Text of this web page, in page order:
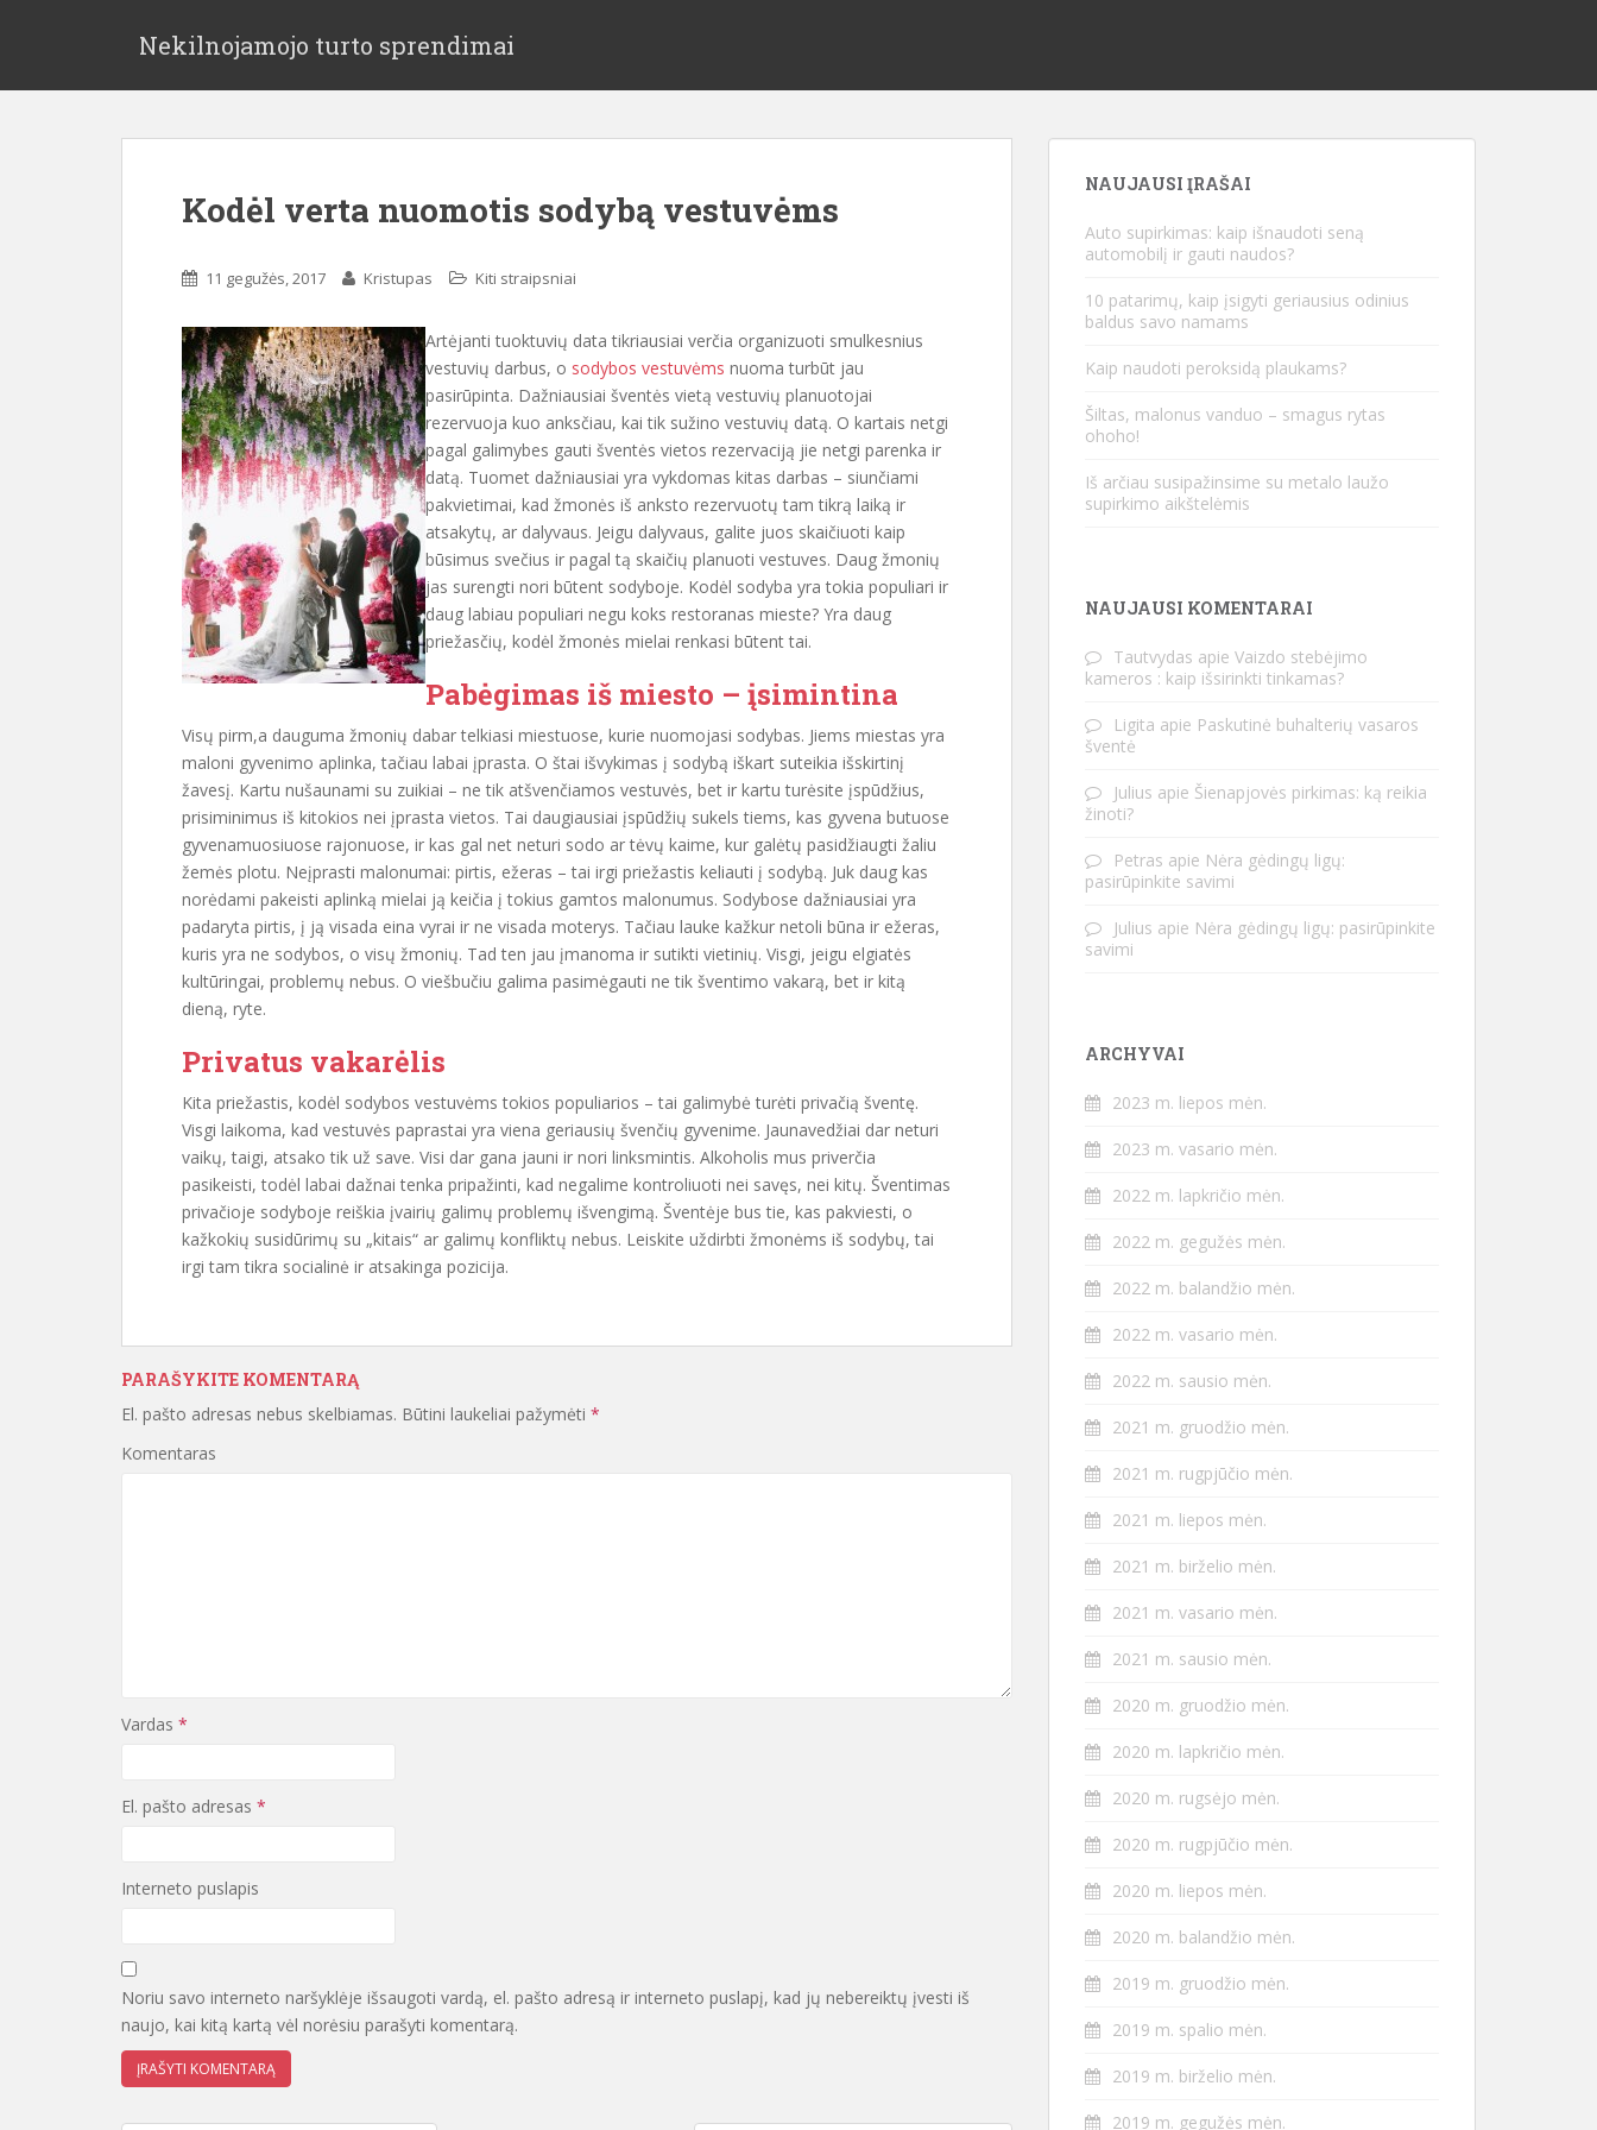
Nekilnojamojo turto sprendimai
Kodėl verta nuomotis sodybą vestuvėms
11 gegužės, 2017 Kristupas Kiti straipsniai
Artėjanti tuoktuvių data tikriausiai verčia organizuoti smulkesnius
vestuvių darbus, o sodybos vestuvėms nuoma turbūt jau
pasirūpinta. Dažniausiai šventės vietą vestuvių planuotojai
rezervuoja kuo anksčiau, kai tik sužino vestuvių datą. O kartais netgi
pagal galimybes gauti šventės vietos rezervaciją jie netgi parenka ir
datą. Tuomet dažniausiai yra vykdomas kitas darbas – siunčiami
pakvietimai, kad žmonės iš anksto rezervuotų tam tikrą laiką ir
atsakytų, ar dalyvaus. Jeigu dalyvaus, galite juos skaičiuoti kaip
būsimus svečius ir pagal tą skaičių planuoti vestuves. Daug žmonių
jas surengti nori būtent sodyboje. Kodėl sodyba yra tokia populiari ir
daug labiau populiari negu koks restoranas mieste? Yra daug
priežasčių, kodėl žmonės mielai renkasi būtent tai.
Pabėgimas iš miesto – įsimintina
Visų pirm,a dauguma žmonių dabar telkiasi miestuose, kurie nuomojasi sodybas. Jiems miestas yra
maloni gyvenimo aplinka, tačiau labai įprasta. O štai išvykimas į sodybą iškart suteikia išskirtinį
žavesį. Kartu nušaunami su zuikiai – ne tik atšvenčiamos vestuvės, bet ir kartu turėsite įspūdžius,
prisiminimus iš kitokios nei įprasta vietos. Tai daugiausiai įspūdžių sukels tiems, kas gyvena butuose
gyvenamuosiuose rajonuose, ir kas gal net neturi sodo ar tėvų kaime, kur galėtų pasidžiaugti žaliu
žemės plotu. Neįprasti malonumai: pirtis, ežeras – tai irgi priežastis keliauti į sodybą. Juk daug kas
norėdami pakeisti aplinką mielai ją keičia į tokius gamtos malonumus. Sodybose dažniausiai yra
padaryta pirtis, į ją visada eina vyrai ir ne visada moterys. Tačiau lauke kažkur netoli būna ir ežeras,
kuris yra ne sodybos, o visų žmonių. Tad ten jau įmanoma ir sutikti vietinių. Visgi, jeigu elgiatės
kultūringai, problemų nebus. O viešbučiu galima pasimėgauti ne tik šventimo vakarą, bet ir kitą
dieną, ryte.
Privatus vakarėlis
Kita priežastis, kodėl sodybos vestuvėms tokios populiarios – tai galimybė turėti privačią šventę.
Visgi laikoma, kad vestuvės paprastai yra viena geriausių švenčių gyvenime. Jaunavedžiai dar neturi
vaikų, taigi, atsako tik už save. Visi dar gana jauni ir nori linksmintis. Alkoholis mus priverčia
pasikeisti, todėl labai dažnai tenka pripažinti, kad negalime kontroliuoti nei savęs, nei kitų. Šventimas
privačioje sodyboje reiškia įvairių galimų problemų išvengimą. Šventėje bus tie, kas pakviesti, o
kažkokių susidūrimų su „kitais“ ar galimų konfliktų nebus. Leiskite uždirbti žmonėms iš sodybų, tai
irgi tam tikra socialinė ir atsakinga pozicija.
PARAŠYKITE KOMENTARĄ
El. pašto adresas nebus skelbiamas. Būtini laukeliai pažymėti *
Komentaras
Vardas *
El. pašto adresas *
Interneto puslapis
Noriu savo interneto naršyklėje išsaugoti vardą, el. pašto adresą ir interneto puslapį, kad jų nebereiktų įvesti iš
naujo, kai kitą kartą vėl norėsiu parašyti komentarą.
NAUJAUSI ĮRAŠAI
Auto supirkimas: kaip išnaudoti seną
automobilį ir gauti naudos?
10 patarimų, kaip įsigyti geriausius odinius
baldus savo namams
Kaip naudoti peroksidą plaukams?
Šiltas, malonus vanduo – smagus rytas
ohoho!
Iš arčiau susipažinsime su metalo laužo
supirkimo aikštelėmis
NAUJAUSI KOMENTARAI
Tautvydas apie Vaizdo stebėjimo
kameros : kaip išsirinkti tinkamas?
Ligita apie Paskutinė buhalterių vasaros
šventė
Julius apie Šienapjovės pirkimas: ką reikia
žinoti?
Petras apie Nėra gėdingų ligų:
pasirūpinkite savimi
Julius apie Nėra gėdingų ligų: pasirūpinkite
savimi
ARCHYVAI
2023 m. liepos mėn.
2023 m. vasario mėn.
2022 m. lapkričio mėn.
2022 m. gegužės mėn.
2022 m. balandžio mėn.
2022 m. vasario mėn.
2022 m. sausio mėn.
2021 m. gruodžio mėn.
2021 m. rugpjūčio mėn.
2021 m. liepos mėn.
2021 m. birželio mėn.
2021 m. vasario mėn.
2021 m. sausio mėn.
2020 m. gruodžio mėn.
2020 m. lapkričio mėn.
2020 m. rugsėjo mėn.
2020 m. rugpjūčio mėn.
2020 m. liepos mėn.
2020 m. balandžio mėn.
2019 m. gruodžio mėn.
2019 m. spalio mėn.
2019 m. birželio mėn.
2019 m. gegužės mėn.